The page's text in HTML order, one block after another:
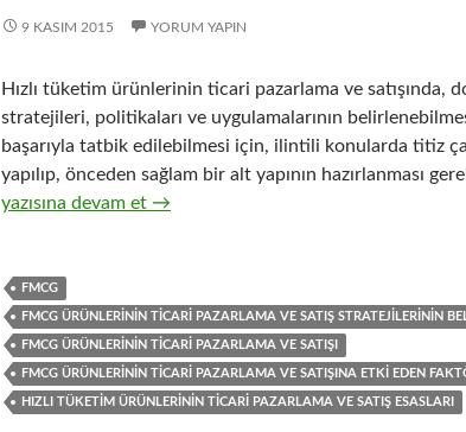
9 KASIM 2015 YORUM YAPIN
Hızlı tüketim ürünlerinin ticari pazarlama ve satışında,
stratejileri, politikaları ve uygulamalarının
başarıyla tatbik edilebilmesi için, ilintili konularda titiz
yapılıp, önceden sağlam bir alt yapının hazırlanması
32-Hızlı tüketim ürünlerinin ticari pazarlama ve satış
yazısına devam et →
FMCG
FMCG ÜRÜNLERININ TICARI PAZARLAMA VE SATIŞ STRATEJILERININ
FMCG ÜRÜNLERININ TICARI PAZARLAMA VE SATIŞI
FMCG ÜRÜNLERININ TICARI PAZARLAMA VE SATIŞINA ETKI EDEN
HIZLI TÜKETIM ÜRÜNLERININ TICARI PAZARLAMA VE SATIŞ ESASLARI